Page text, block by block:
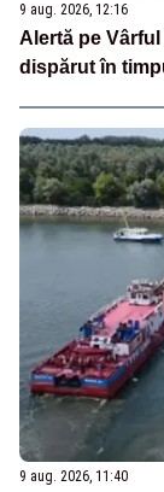
9 aug. 2026, 12:16
Alertă pe
dispărut în
9 aug. 2026, 11:40